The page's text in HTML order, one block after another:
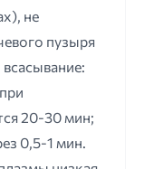
не
пузыря
20-30 мин;
0,5-1 мин.